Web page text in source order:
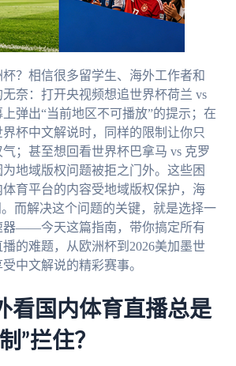
？相信很多留学生、海外工作者和
奈：打开央视频想追世界杯荷兰 vs
弹出“当前地区不可播放”的提示；在
杯中文解说时，同样的限制让你只
；甚至想回看世界杯巴拿马 vs 克罗
地域版权问题被拒之门外。这些困
育平台的内容受地域版权保护，海
而解决这个问题的关键，就是选择一
器——今天这篇指南，带你搞定所有
的难题，从欧洲杯到2026美加墨世
中文解说的精彩赛事。
看国内体育直播总是
”拦住？